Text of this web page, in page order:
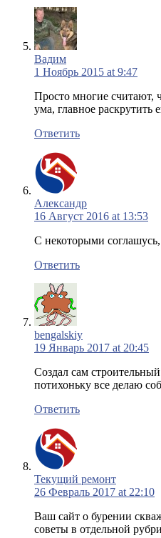
Вадим
1 Ноябрь 2015 at 9:47
Просто многие считают,
ума, главное
Ответить
Александр
16 Август 2016 at 13:53
С некоторыми
Ответить
bengalskiy
19 Январь 2017 at 20:45
Создал сам
потихоньку все делаю
Ответить
Текущий ремонт
26 Февраль 2017 at 22:10
Ваш сайт о бурении
советы в отдельной